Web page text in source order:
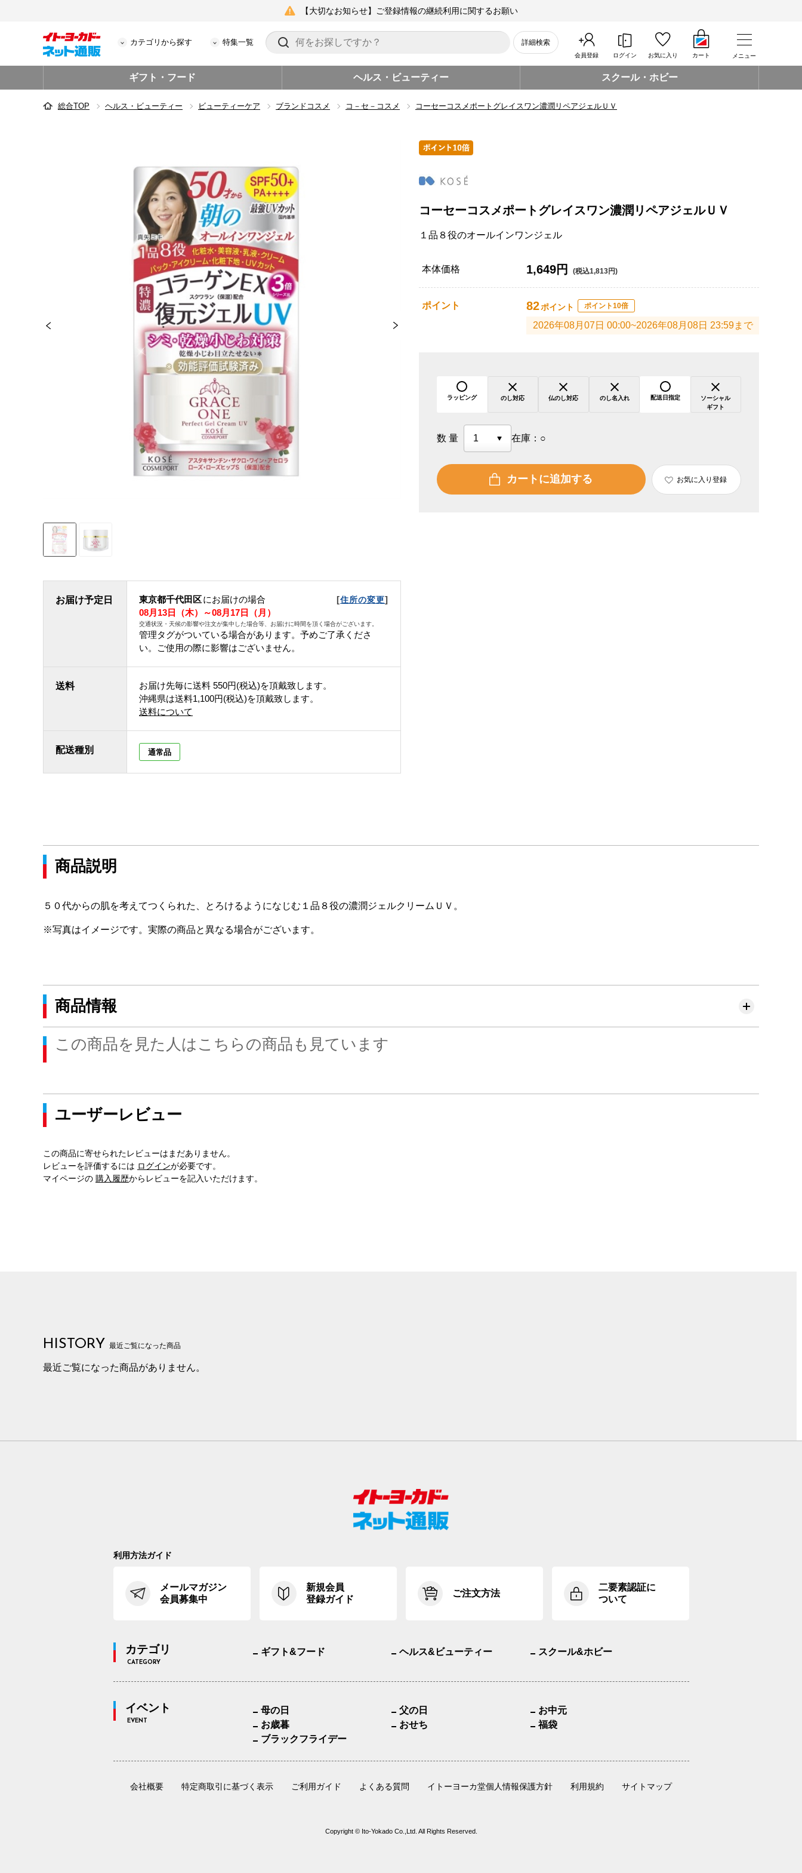
【大切なお知らせ】ご登録情報の継続利用に関するお願い
カテゴリから探す 特集一覧 詳細検索
会員登録 ログイン お気に入り カート メニュー
ギフト・フード ヘルス・ビューティー スクール・ホビー
総合TOP ヘルス・ビューティー ビューティーケア ブランドコスメ コ－セ－コスメ コーセーコスメポートグレイスワン濃潤リペアジェルＵＶ
お届け予定日 東京都千代田区にお届けの場合 [住所の変更]
08月13日（木）～08月17日（月）
交通状況・天候の影響や注文が集中した場合等、お届けに時間を頂く場合がございます。
管理タグがついている場合があります。予めご了承くださ
い。ご使用の際に影響はございません。
送料 お届け先毎に送料 550円(税込)を頂戴致します。
沖縄県は送料1,100円(税込)を頂戴致します。
送料について
配送種別 通常品
コーセーコスメポートグレイスワン濃潤リペアジェルＵＶ
１品８役のオールインワンジェル
本体価格 1,649円 (税込1,813円)
ポイント 82ポイント ポイント10倍
2026年08月07日 00:00~2026年08月08日 23:59まで
ラッピング のし対応 仏のし対応 のし名入れ 配送日指定
ソーシャル
ギフト
数量 在庫： ○
カートに追加する お気に入り登録
商品説明
５０代からの肌を考えてつくられた、とろけるようになじむ１品８役の濃潤ジェルクリームＵＶ。
※写真はイメージです。実際の商品と異なる場合がございます。
商品情報
この商品を見た人はこちらの商品も見ています
ユーザーレビュー
この商品に寄せられたレビューはまだありません。
レビューを評価するには ログインが必要です。
マイページの 購入履歴からレビューを記入いただけます。
HISTORY 最近ご覧になった商品
最近ご覧になった商品がありません。
利用方法ガイド
メールマガジン
会員募集中
新規会員
登録ガイド
ご注文方法
二要素認証に
ついて
カテゴリ
CATEGORY
ギフト&フード ヘルス&ビューティー スクール&ホビー
イベント
EVENT
母の日 父の日
お中元
お歳暮
おせち
福袋
ブラックフライデー
会社概要 特定商取引に基づく表示 ご利用ガイド よくある質問 イトーヨーカ堂個人情報保護方針 利用規約 サイトマップ
Copyright © Ito-Yokado Co.,Ltd. All Rights Reserved.